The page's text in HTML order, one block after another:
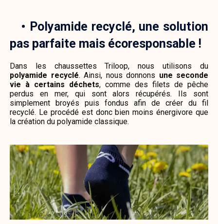
• Polyamide recyclé, une solution
pas parfaite mais écoresponsable !
Dans les chaussettes Triloop, nous utilisons du
polyamide recyclé. Ainsi, nous donnons une seconde
vie à certains déchets, comme des filets de pêche
perdus en mer, qui sont alors récupérés. Ils sont
simplement broyés puis fondus afin de créer du fil
recyclé. Le procédé est donc bien moins énergivore que
la création du polyamide classique.